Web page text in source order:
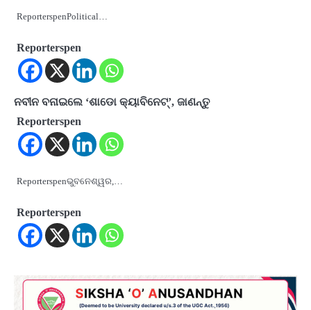
ReporterspenPolitical…
Reporterspen
ନବୀନ ବନାଇଲେ ‘ଶାଡୋ କ୍ୟାବିନେଟ୍’, ଜାଣନ୍ତୁ
Reporterspen
Reporterspenଭୁବନେଶ୍ୱର,…
Reporterspen